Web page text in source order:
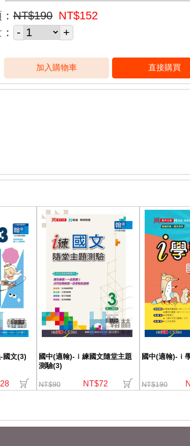
NT$190 NT$152
國文(3)
國中(適翰)-ｉ練國文隨堂主題
測驗(3)
NT$90 NT$72
國中(適翰)-ｉ
NT$190